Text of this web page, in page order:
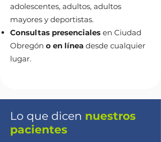
adolescentes, adultos, adultos
mayores y deportistas.
Consultas presenciales en Ciudad
Obregón o en línea desde cualquier
lugar.
Lo que dicen nuestros
pacientes